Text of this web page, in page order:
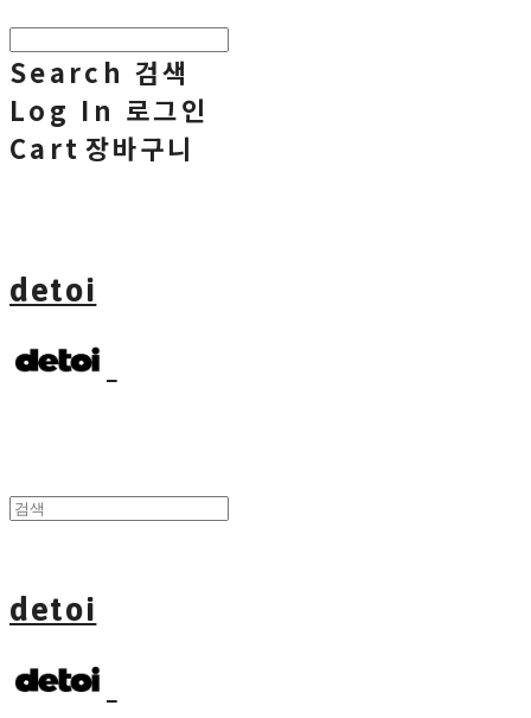
Search 검색
Log In 로그인
Cart 장바구니
detoi
detoi